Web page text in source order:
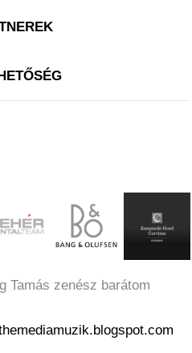
Tamás zenész barátom